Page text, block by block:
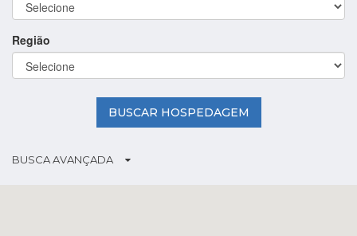
Região
BUSCAR HOSPEDAGEM
BUSCA AVANÇADA